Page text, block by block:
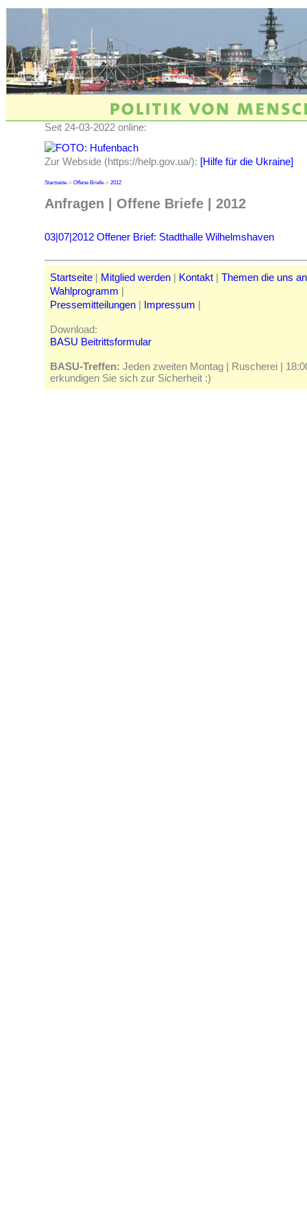
Seit 24-03-2022 online:
Zur Webside (https://help.gov.ua/): [Hilfe für die Ukraine]
Startseite-> Offene Briefe-> 2012
Anfragen | Offene Briefe | 2012
03|07|2012 Offener Brief: Stadthalle Wilhelmshaven
Startseite | Mitglied werden | Kontakt | Themen die uns
Wahlprogramm |
Pressemitteilungen | Impressum |
Download:
BASU Beitrittsformular
BASU-Treffen: Jeden zweiten Montag | Ruscherei |
erkundigen Sie sich zur Sicherheit :)